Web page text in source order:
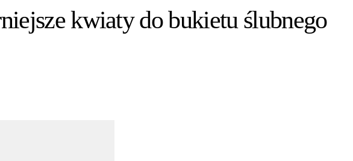
kwiaty do bukietu ślubnego